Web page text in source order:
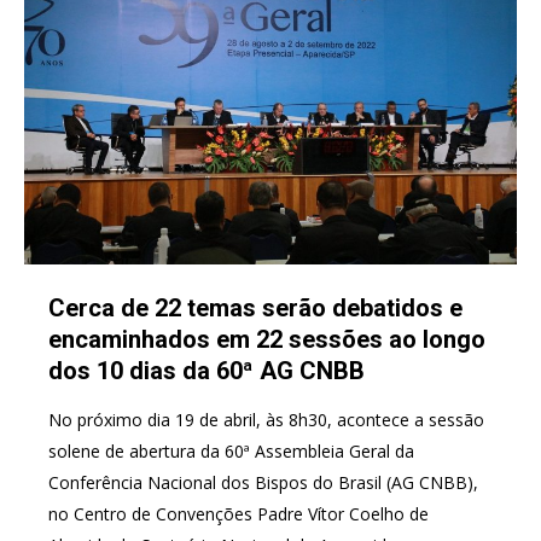
Cerca de 22 temas serão debatidos e
encaminhados em 22 sessões ao longo
dos 10 dias da 60ª AG CNBB
No próximo dia 19 de abril, às 8h30, acontece a sessão
solene de abertura da 60ª Assembleia Geral da
Conferência Nacional dos Bispos do Brasil (AG CNBB),
no Centro de Convenções Padre Vítor Coelho de